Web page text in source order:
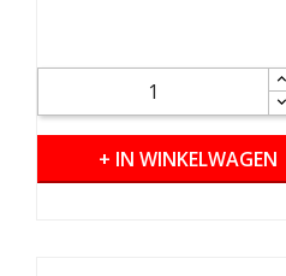
+ IN WINKELWAGEN